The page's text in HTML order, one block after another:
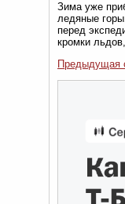
Зима уже
ледяные
перед
кромки
Предыдущая